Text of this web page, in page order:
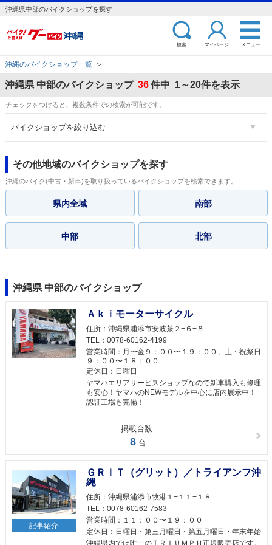
沖縄県中部のバイクショップを探す
検索 マイページ メニュー
沖縄のバイクショップ一覧 ＞
沖縄県 中部のバイクショップ 36件中 1～20件を表示
チェックをつけると、複数条件での検索が可能です。
バイクショップを絞り込む
その他地域のバイクショップを探す
沖縄のバイク(中古・新車)を取り扱っているバイクショップを検索できます。
県内全域 南部
中部 北部
沖縄県 中部のバイクショップ
Ａｋｉモーターサイクル
住所： 沖縄県浦添市安波茶２−６−８
TEL： 0078-60162-4199
営業時間： 月〜金９：００〜１９：００、土・祝祭日
９：００〜１８：００
定休日： 日曜日
ヤマハエリアサービスショップなので新車購入も修理
も安心！ヤマハのNEWモデルを中心に店内展示中！
認証工場も完備！
掲載台数
8 台
記事紹介
ＧＲＩＴ（グリット）／トライアンフ沖
縄
住所： 沖縄県浦添市牧港１−１１−１８
TEL： 0078-60162-7583
営業時間： １１：００〜１９：００
定休日： 日曜日・第三月曜日・第五月曜日・年末年始